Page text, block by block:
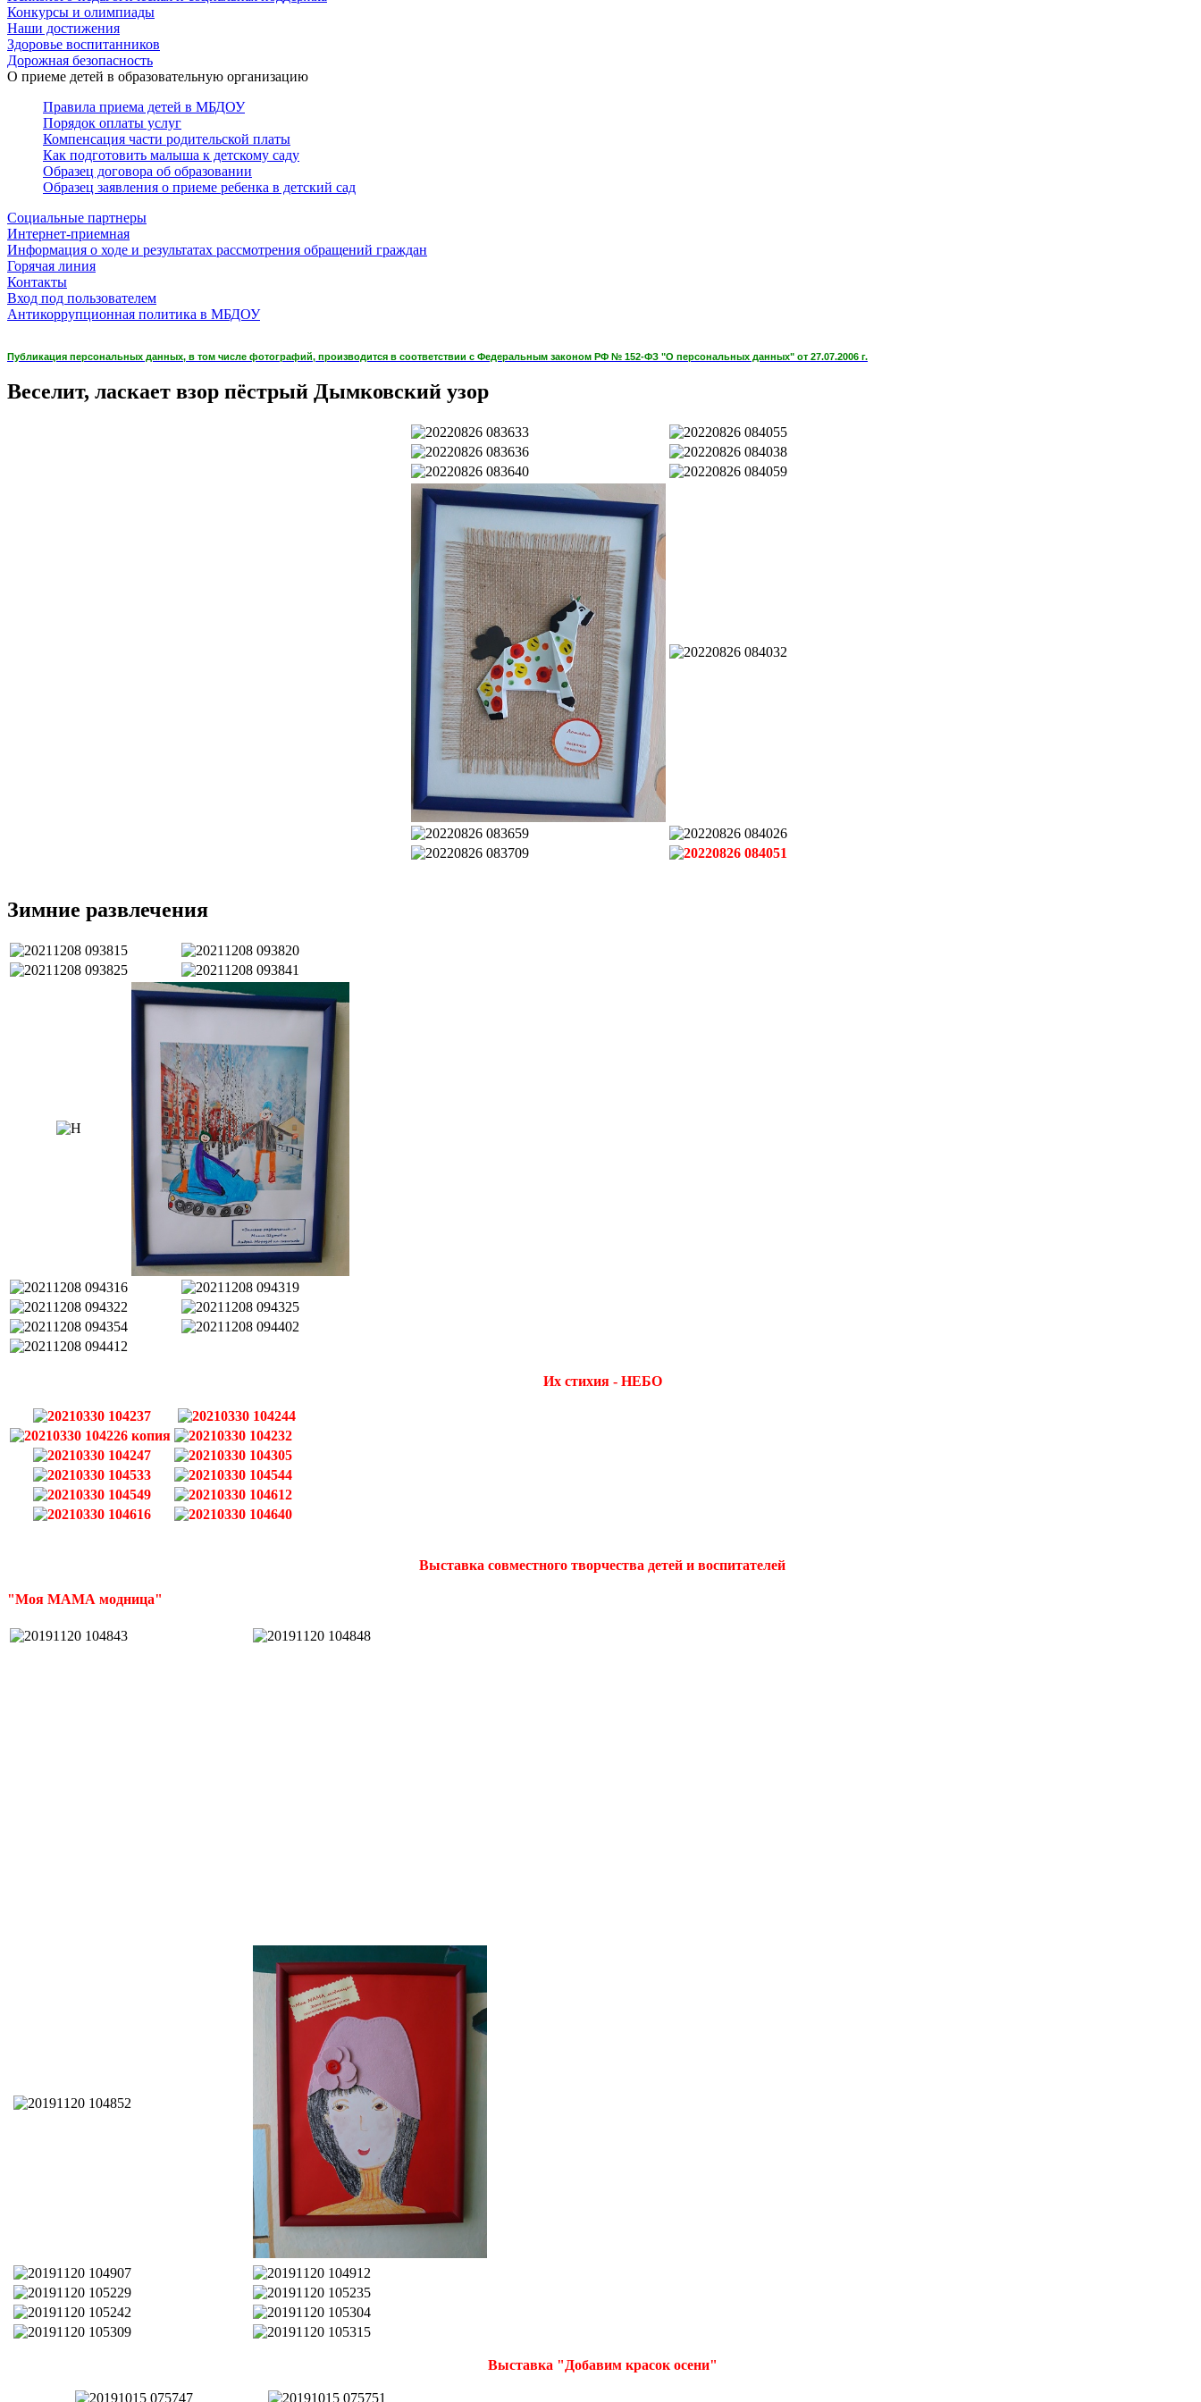
Конкурсы и олимпиады
Наши достижения
Здоровье воспитанников
Дорожная безопасность
О приеме детей в образовательную организацию
Правила приема детей в МБДОУ
Порядок оплаты услуг
Компенсация части родительской платы
Как подготовить малыша к детскому саду
Образец договора об образовании
Образец заявления о приеме ребенка в детский сад
Социальные партнеры
Интернет-приемная
Информация о ходе и результатах рассмотрения обращений граждан
Горячая линия
Контакты
Вход под пользователем
Антикоррупционная политика в МБДОУ
Публикация персональных данных, в том числе фотографий, производится в соответствии с Федеральным законом РФ № 152-ФЗ "О персональных данных" от 27.07.2006 г.
Веселит, ласкает взор пёстрый Дымковский узор
Зимние развлечения
Их стихия - НЕБО
Выставка совместного творчества детей и воспитателей
"Моя МАМА модница"
Выставка "Добавим красок осени"